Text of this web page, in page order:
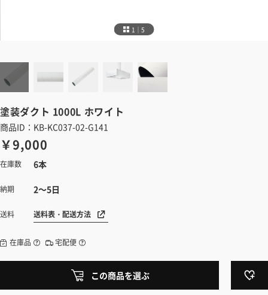
1｜5
塗装ダクト 1000L ホワイト
商品ID：KB-KC037-02-G141
￥9,000
在庫数 6本
納期 2～5日
送料 送料表・配送方法
在庫品 宅配便
この商品を選ぶ